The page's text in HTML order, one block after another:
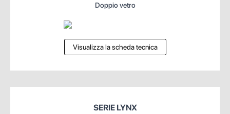
Doppio vetro
Visualizza la scheda tecnica
SERIE LYNX